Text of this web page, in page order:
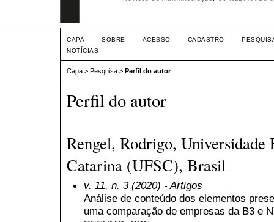
CAPA SOBRE ACESSO CADASTRO
NOTÍCIAS
Capa > Pesquisa > Perfil do autor
Perfil do autor
Rengel, Rodrigo, Universidade
Catarina (UFSC), Brasil
v. 11, n. 3 (2020) - Artigos
Análise de conteúdo dos elementos
uma comparação de empresas da B3 e